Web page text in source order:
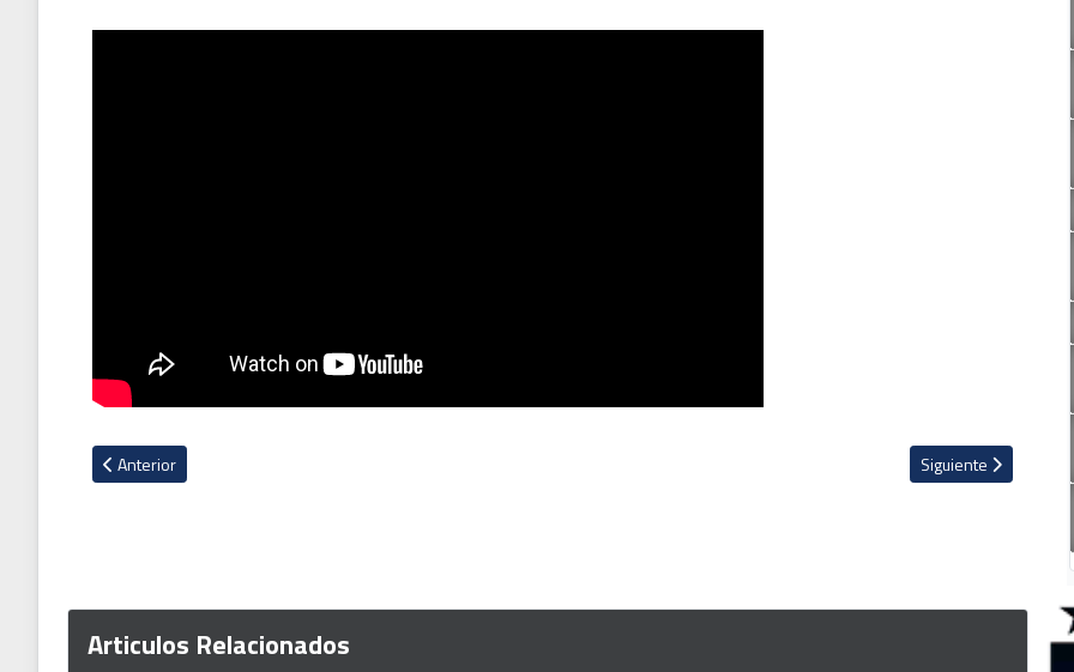
Artículo anterior: Rolando Fonseca explotó contra los jugadores de Alajuelense
Anterior Artículo siguiente:
Siguiente
Articulos Relacionados